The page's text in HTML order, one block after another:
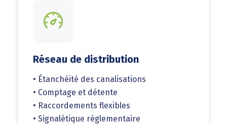
Réseau de distribution
• Étanchéité des canalisations
• Comptage et détente
• Raccordements flexibles
• Signalétique réglementaire